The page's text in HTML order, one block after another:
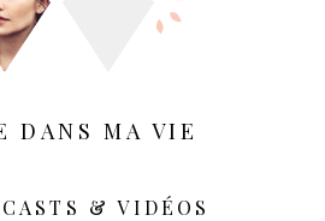
DANS MA VIE
& VIDÉOS